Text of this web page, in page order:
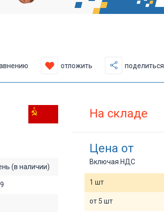
отложить поделиться
(в наличии)
На складе
Цена от
Включая НДС
1 шт
от 5 шт